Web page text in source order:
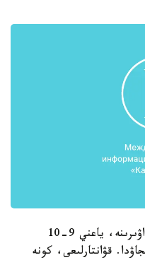
عالىمدار: «بۇل جادىگەرلەر قيماق داۋىرىنە، ياعني 9-10
قۋانتارلىعى، كونە